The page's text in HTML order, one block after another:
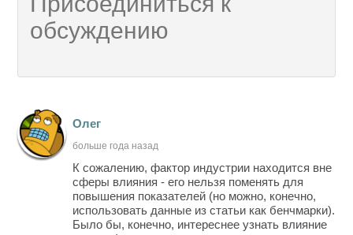
Олег
больше года назад
К сожалению, фактор индустрии находится вне
сферы влияния - его нельзя поменять для
повышения показателей (но можно, конечно,
использовать данные из статьи как бенчмарки).
Было бы, конечно, интереснее узнать влияние